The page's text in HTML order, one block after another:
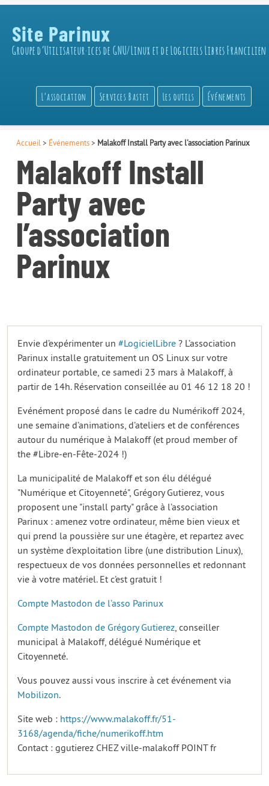
Site Parinux
Groupe d’Utilisateur·ices de GNU/Linux et de Logiciels Libres Francilien
L’association Services Bastet Les outils Événements
Accueil > Événements> Malakoff Install Party avec l’association Parinux
Malakoff Install
Party avec
l’association
Parinux
Envie d’expérimenter un #LogicielLibre ? L’association
Parinux installe gratuitement un OS Linux sur votre
ordinateur portable, ce samedi 23 mars à Malakoff, à
partir de 14h. Réservation conseillée au 01 46 12 18 20 !
Evénément proposé dans le cadre du Numérikoff 2024,
une semaine d’animations, d’ateliers et de conférences
autour du numérique à Malakoff (et proud member of
the #Libre-en-Fête-2024 !)
La municipalité de Malakoff et son élu délégué
"Numérique et Citoyenneté", Grégory Gutierez, vous
proposent une "install party" grâce à l’association
Parinux : amenez votre ordinateur, même bien vieux et
qui prend la poussière sur une étagère, et repartez avec
un système d’exploitation libre (une distribution Linux),
respectueux de vos données personnelles et redonnant
vie à votre matériel. Et c’est gratuit !
Compte Mastodon de l’asso Parinux
Compte Mastodon de Grégory Gutierez, conseiller
municipal à Malakoff, délégué Numérique et
Citoyenneté.
Vous pouvez aussi vous inscrire à cet événement via
Mobilizon.
Site web : https://www.malakoff.fr/51-
3168/agenda/fiche/numerikoff.htm
Contact : ggutierez CHEZ ville-malakoff POINT fr